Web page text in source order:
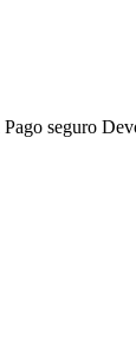
Pago seguro